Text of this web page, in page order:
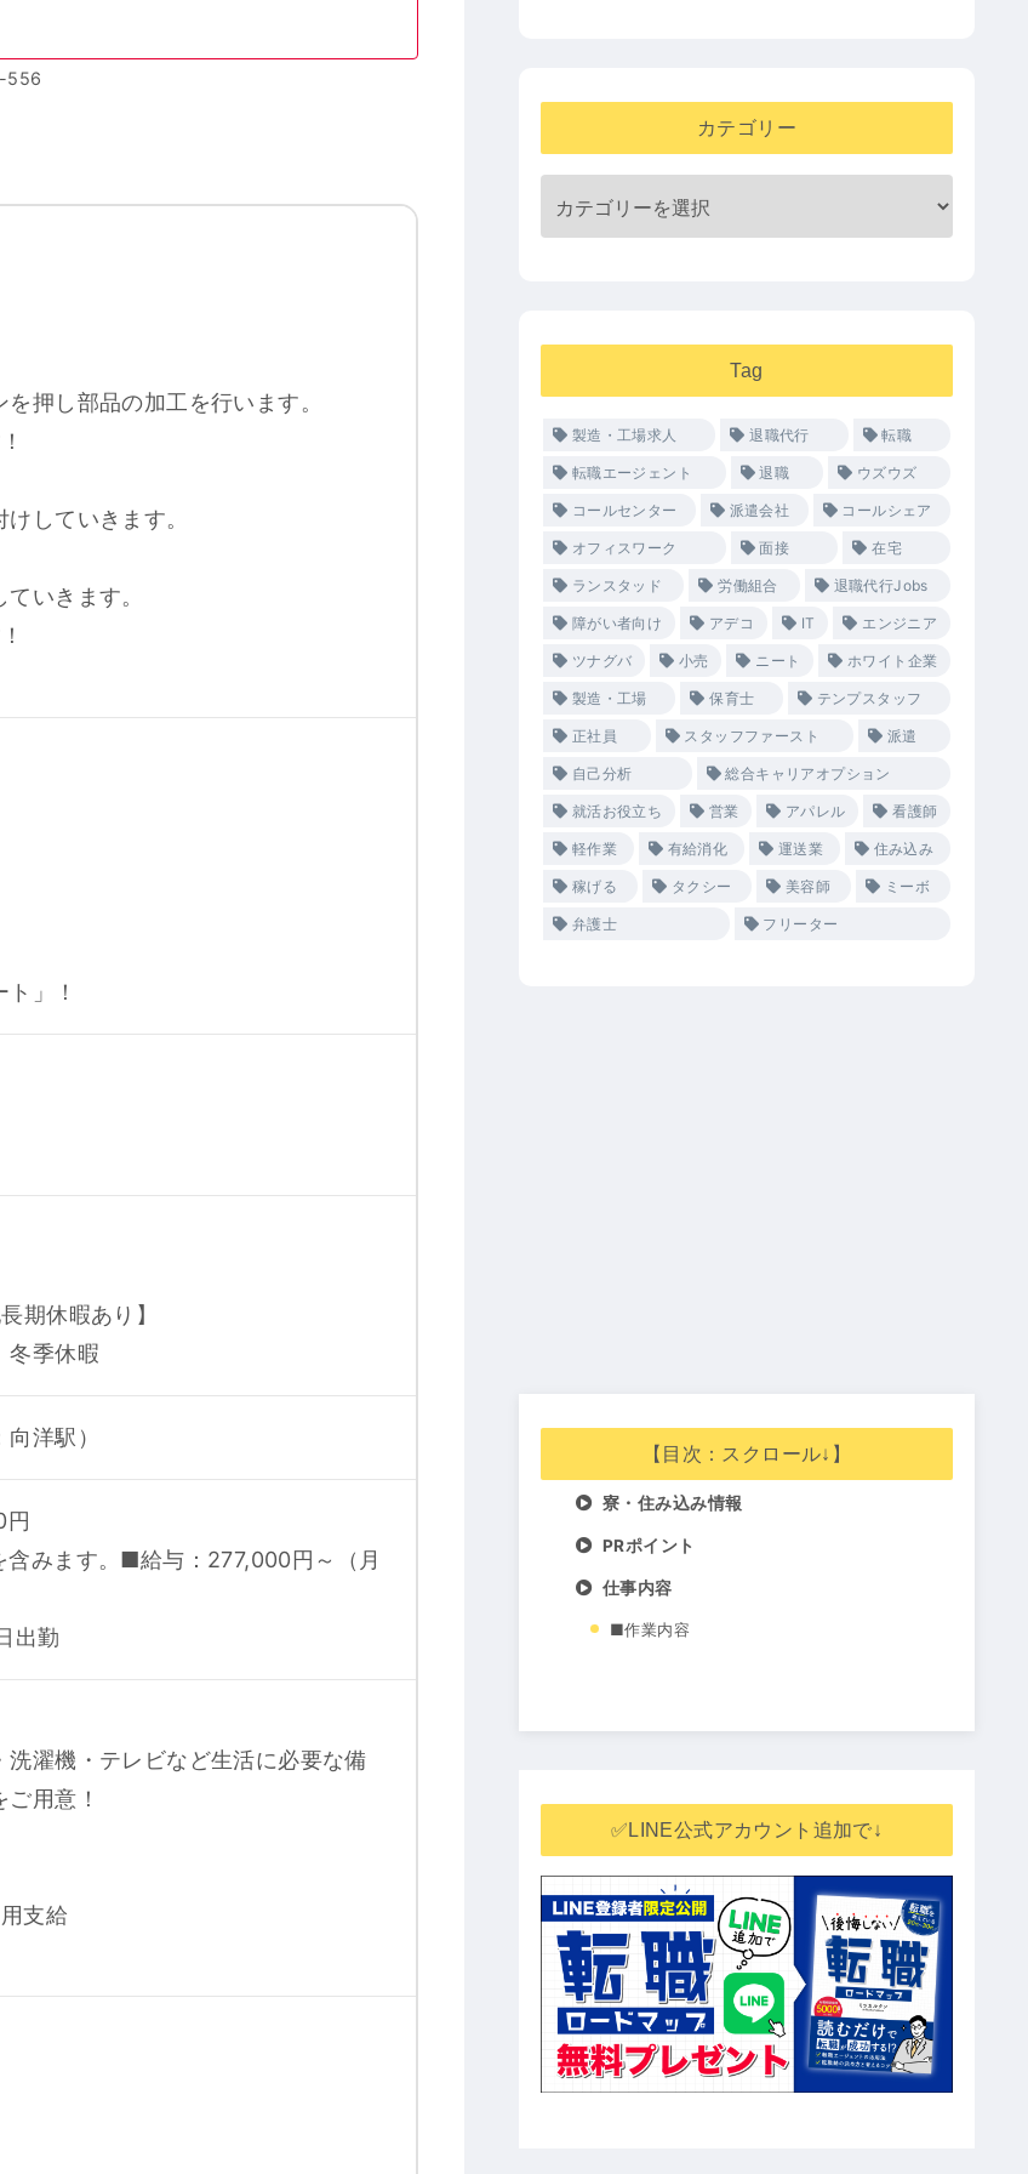
556
押し部品の加工を行います。
していきます。
いきます。
」！
期休暇あり】
冬季休暇
洋駅）
みます。■給与：277,000円～（月
出勤
濯機・テレビなど生活に必要な備
用意！
支給
カテゴリー
Tag
製造・工場求人 退職代行 転職
転職エージェント 退職 ウズウズ
コールセンター 派遣会社 コールシェア
オフィスワーク 面接 在宅
ランスタッド 労働組合 退職代行Jobs
障がい者向け アデコ IT エンジニア
ツナグバ 小売 ニート ホワイト企業
製造・工場 保育士 テンプスタッフ
正社員 スタッフファースト 派遣
自己分析 総合キャリアオプション
就活お役立ち 営業 アパレル 看護師
軽作業 有給消化 運送業 住み込み
稼げる タクシー 美容師 ミーボ
弁護士 フリーター
【目次：スクロール↓】
寮・住み込み情報
PRポイント
仕事内容
■作業内容
✅LINE公式アカウント追加で↓